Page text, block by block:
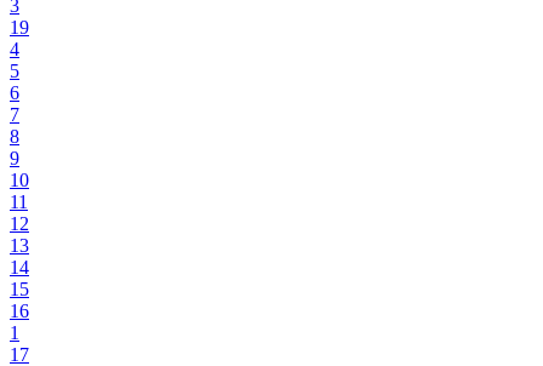
3
19
4
5
6
7
8
9
10
11
12
13
14
15
16
1
17